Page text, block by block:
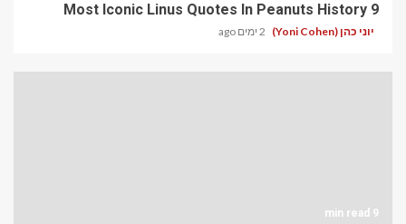
9 Most Iconic Linus Quotes In Peanuts History
יוני כהן (Yoni Cohen) 2 ימים ago
9 min read